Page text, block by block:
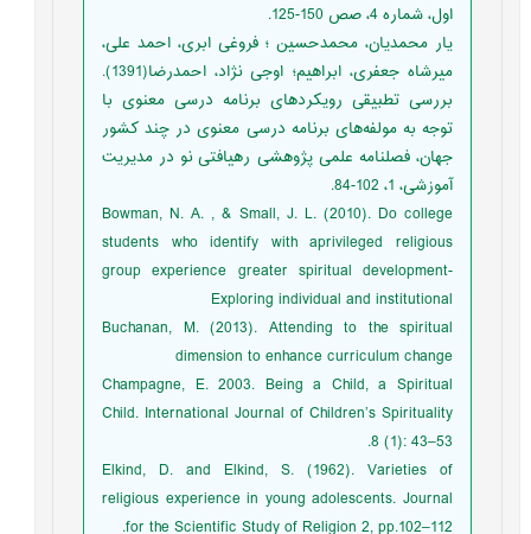
اول، شماره 4، صص 150-125.
یار محمدیان، محمدحسین ؛ فروغی ابری، احمد علی،
میرشاه جعفری، ابراهیم؛ اوجی نژاد، احمدرضا(1391).
بررسی تطبيقی رويکردهای برنامه درسی معنوی با
توجه به مولفه‌های برنامه درسی معنوی در چند کشور
جهان، فصلنامه علمی پژوهشی رهیافتی نو در مدیریت
آموزشی، 1، 102-84.
Bowman, N. A. , & Small, J. L. (2010). Do college
students who identify with aprivileged religious
group experience greater spiritual development-
Exploring individual and institutional
Buchanan, M. (2013). Attending to the spiritual
dimension to enhance curriculum change
Champagne, E. 2003. Being a Child, a Spiritual
Child. International Journal of Children’s Spirituality
8 (1): 43–53.
Elkind, D. and Elkind, S. (1962). Varieties of
religious experience in young adolescents. Journal
for the Scientific Study of Religion 2, pp.102–112.